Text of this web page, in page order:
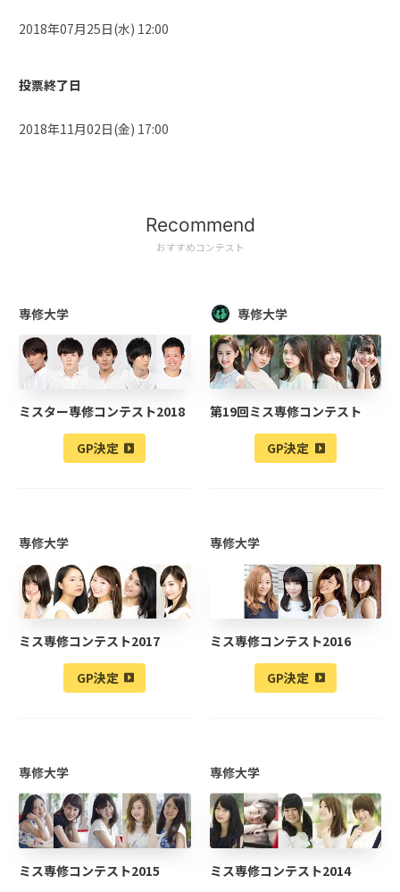
2018年07月25日(水) 12:00
投票終了日
2018年11月02日(金) 17:00
Recommend
おすすめコンテスト
専修大学
ミスター専修コンテスト2018
GP決定
専修大学
第19回ミス専修コンテスト
GP決定
専修大学
ミス専修コンテスト2017
GP決定
専修大学
ミス専修コンテスト2016
GP決定
専修大学
ミス専修コンテスト2015
専修大学
ミス専修コンテスト2014